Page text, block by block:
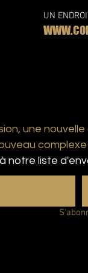
UN
une
notre liste